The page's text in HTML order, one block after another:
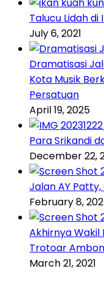
Talucu Lidah di
July 6, 2021
Dramatisasi
Kota Musik
Persatuan
April 19, 2025
Para Srikandi
December 22,
Jalan AY
February 8,
Akhirnya Wakil
Trotoar
March 21, 2021